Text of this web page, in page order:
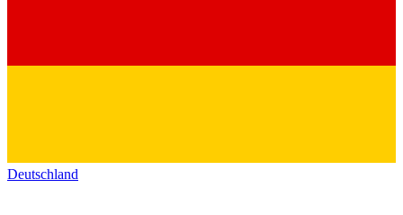
Deutschland